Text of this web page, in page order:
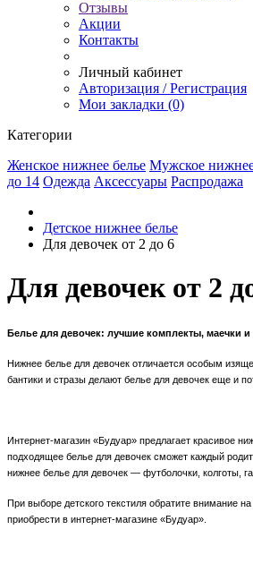
Отзывы
Акции
Контакты
Личный кабинет
Авторизация / Регистрация
Мои закладки (0)
Категории
Женское нижнее белье Мужское
до 14 Одежда Аксессуары Распродажа
Детское нижнее белье
Для девочек от 2 до 6
Для девочек от 2
Белье для девочек: лучшие комплекты, маечки и
Нижнее белье для девочек отличается особым
бантики и стразы делают белье для девочек еще и
Интернет-магазин «Будуар» предлагает красивое
подходящее белье для девочек сможет каждый
нижнее белье для девочек ― футболочки, колготы,
При выборе детского текстиля обратите внимание
приобрести в интернет-магазине «Будуар».